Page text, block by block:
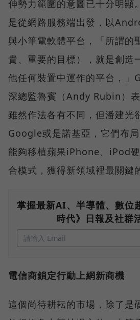
伸勢力範圍的意圖已十分明顯
是從網路服務端出發，以
與小筆電軟體平台，「所謂的
貴、重要的目標），就是創造
他任何裝置中運作的平台，」
深總監魯賓（Andy Rubin）表
雖然作法各有不同，但潘建光
Google或是諾基亞，它們布
能夠移植蘋果iPhone、iPod
合模式，獲得新領域裡最關鍵
掌握最新AI、半導體、數位
時代》日報及社群
電信商鎖定行動上網新商機
這個尚待耕耘的市場，除了是